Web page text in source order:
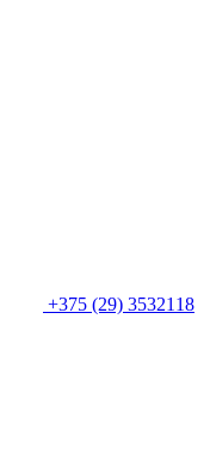
+375 (29) 3532118